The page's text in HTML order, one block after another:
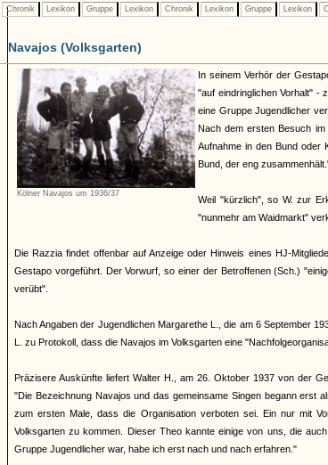
Chronik Lexikon Gruppe Lexikon Chronik Lexikon Gruppe Lexikon
Navajos (Volksgarten)
Kölner Navajos um 1936/37
In seinem Verhör der
"auf eindringlichen Vorhalt" -
eine Gruppe Jugendlicher
Nach dem ersten Besuch im
Aufnahme in den Bund oder
Bund, der eng
Weil "kürzlich", so W. zur
"nunmehr am Waidmarkt"
Die Razzia findet offenbar auf Anzeige oder Hinweis eines HJ-
Gestapo vorgeführt. Der Vorwurf, so einer der Betroffenen (Sch.)
verübt".
Nach Angaben der Jugendlichen Margarethe L., die am 6 September
L. zu Protokoll, dass die Navajos im Volksgarten eine
Präzisere Auskünfte liefert Walter H., am 26. Oktober 1937 von der
"Die Bezeichnung Navajos und das gemeinsame Singen begann erst
zum ersten Male, dass die Organisation verboten sei. Ein nur mit
Volksgarten zu kommen. Dieser Theo kannte einige von uns, die
Gruppe Jugendlicher war, habe ich erst nach und nach erfahren."